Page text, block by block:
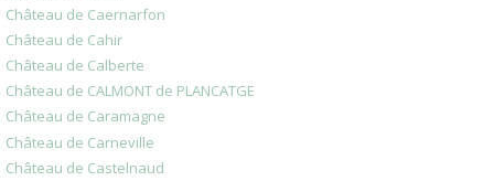
Château de Caernarfon
Château de Cahir
Château de Calberte
Château de CALMONT de PLANCATGE
Château de Caramagne
Château de Carneville
Château de Castelnaud